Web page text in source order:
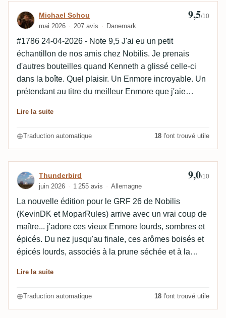
Avis de Michael Schou
Michael Schou
mai 2026 207 avis Danemark
9,5/10
#1786 24-04-2026 - Note 9,5 J'ai eu un petit
échantillon de nos amis chez Nobilis. Je prenais
d'autres bouteilles quand Kenneth a glissé celle-ci
dans la boîte. Quel plaisir. Un Enmore incroyable. Un
prétendant au titre du meilleur Enmore que j'aie
56,6 % et pas autour de 50 %. Ça donne plus de
car il a participé à la sélection des fûts. Mais moi, je le
Nobilis meilleur que celui-ci, c'est le Hampden 27.
Lire la suite
Traduction automatique 18 l'ont trouvé utile
Avis de Thunderbird
Thunderbird
juin 2026 1 255 avis Allemagne
9,0/10
La nouvelle édition pour le GRF 26 de Nobilis
(KevinDK et MoparRules) arrive avec un vrai coup de
maître... j'adore ces vieux Enmore lourds, sombres et
épicés. Du nez jusqu'au finale, ces arômes boisés et
épicés lourds, associés à la prune séchée et à la
sûrement pas un rhum facile, mais c'est un
détendues 👍🏻
Lire la suite
Traduction automatique 18 l'ont trouvé utile